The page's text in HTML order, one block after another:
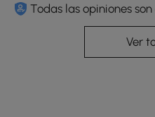
Vida tranquila y
Todas las opiniones
Ver